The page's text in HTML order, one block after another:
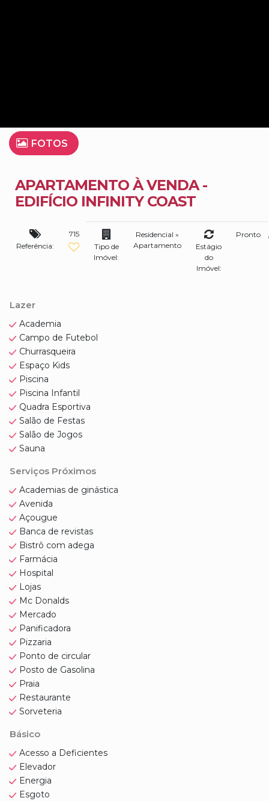
FOTOS
APARTAMENTO À VENDA -
EDIFÍCIO INFINITY COAST
Referência:
715
Tipo de
Imóvel:
Residencial »
Apartamento
Estágio
do
Imóvel:
Pronto
Lazer
Academia
Campo de Futebol
Churrasqueira
Espaço Kids
Piscina
Piscina Infantil
Quadra Esportiva
Salão de Festas
Salão de Jogos
Sauna
Serviços Próximos
Academias de ginástica
Avenida
Açougue
Banca de revistas
Bistrô com adega
Farmácia
Hospital
Lojas
Mc Donalds
Mercado
Panificadora
Pizzaria
Ponto de circular
Posto de Gasolina
Praia
Restaurante
Sorveteria
Básico
Acesso a Deficientes
Elevador
Energia
Esgoto